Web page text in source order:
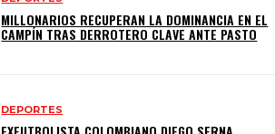
MILLONARIOS RECUPERAN LA DOMINANCIA EN EL
CAMPÍN TRAS DERROTERO CLAVE ANTE PASTO
DEPORTES